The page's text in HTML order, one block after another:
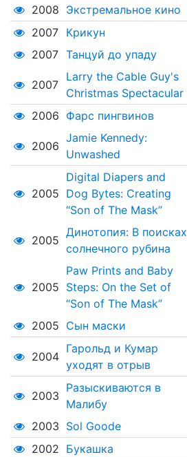
2008 Экстремальное кино
2007
Крикун
2007 Танцуй до упаду
2007
Larry the Cable Guy's
Christmas Spectacular
2006 Фарс пингвинов
2006
Jamie Kennedy:
Unwashed
2005
Digital Diapers and
Dog Bytes: Creating
“Son of The Mask”
2005
Динотопия: В поисках
солнечного рубина
2005
Paw Prints and Baby
Steps: On the Set of
“Son of The Mask”
2005 Сын маски
2004
Гарольд и Кумар
уходят в отрыв
2003
Разыскиваются в
Малибу
2003 Sol Goode
2002 Букашка